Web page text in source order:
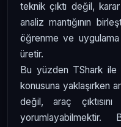
teknik çıktı değil,
analiz mantığının
öğrenme ve uygulama
üretir.
Bu yüzden TShark ile
konusuna yaklaşırken
değil, araç